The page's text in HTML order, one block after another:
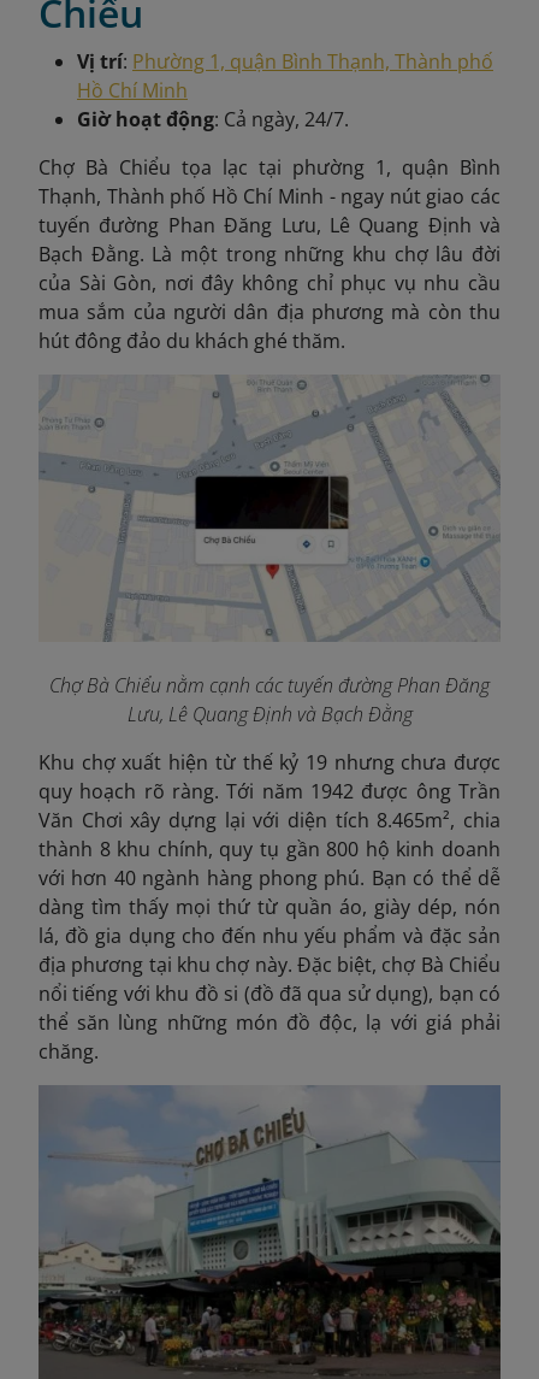
Chiểu
Vị trí: Phường 1, quận Bình Thạnh, Thành phố
Hồ Chí Minh
Giờ hoạt động: Cả ngày, 24/7.
Chợ Bà Chiểu tọa lạc tại phường 1, quận Bình
Thạnh, Thành phố Hồ Chí Minh - ngay nút giao các
tuyến đường Phan Đăng Lưu, Lê Quang Định và
Bạch Đằng. Là một trong những khu chợ lâu đời
của Sài Gòn, nơi đây không chỉ phục vụ nhu cầu
mua sắm của người dân địa phương mà còn thu
hút đông đảo du khách ghé thăm.
Chợ Bà Chiểu nằm cạnh các tuyến đường Phan Đăng
Lưu, Lê Quang Định và Bạch Đằng
Khu chợ xuất hiện từ thế kỷ 19 nhưng chưa được
quy hoạch rõ ràng. Tới năm 1942 được ông Trần
Văn Chơi xây dựng lại với diện tích 8.465m², chia
thành 8 khu chính, quy tụ gần 800 hộ kinh doanh
với hơn 40 ngành hàng phong phú. Bạn có thể dễ
dàng tìm thấy mọi thứ từ quần áo, giày dép, nón
lá, đồ gia dụng cho đến nhu yếu phẩm và đặc sản
địa phương tại khu chợ này. Đặc biệt, chợ Bà Chiểu
nổi tiếng với khu đồ si (đồ đã qua sử dụng), bạn có
thể săn lùng những món đồ độc, lạ với giá phải
chăng.